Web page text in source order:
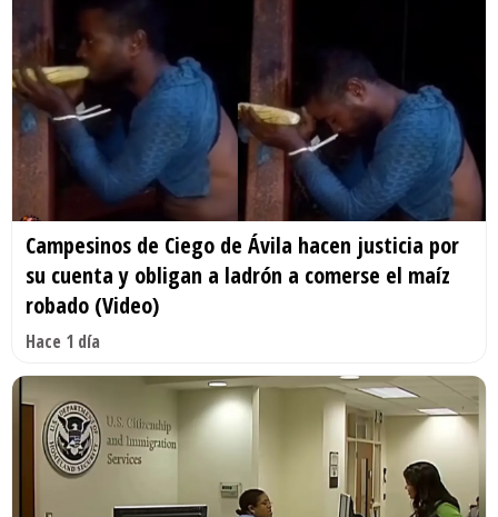
Campesinos de Ciego de Ávila hacen justicia por
su cuenta y obligan a ladrón a comerse el maíz
robado (Video)
Hace 1 día